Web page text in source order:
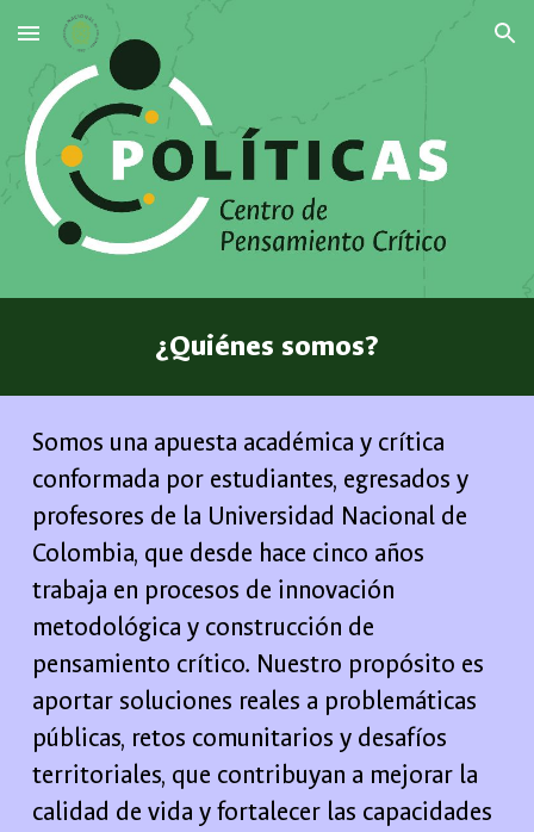
Skip to main content Skip to navigation
¿Quiénes somos?
Somos una apuesta académica y crítica
conformada por estudiantes, egresados y
profesores de la Universidad Nacional de
Colombia, que desde hace cinco años
trabaja en procesos de innovación
metodológica y construcción de
pensamiento crítico. Nuestro propósito es
aportar soluciones reales a problemáticas
públicas, retos comunitarios y desafíos
territoriales, que contribuyan a mejorar la
calidad de vida y fortalecer las capacidades